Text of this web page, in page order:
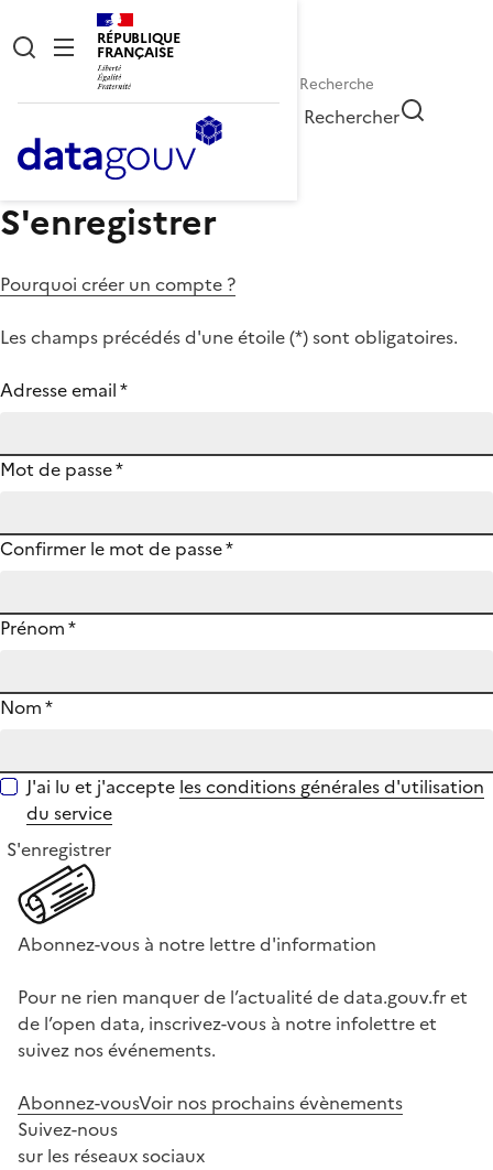
RÉPUBLIQUE
FRANÇAISE
Rechercher
S'enregistrer
Pourquoi créer un compte ?
Les champs précédés d'une étoile (*) sont obligatoires.
Adresse email*
Mot de passe*
Confirmer le mot de passe*
Prénom*
Nom*
J'ai lu et j'accepte les conditions générales d'utilisation
du service
S'enregistrer
Abonnez-vous à notre lettre d'information
Pour ne rien manquer de l’actualité de data.gouv.fr et
de l’open data, inscrivez-vous à notre infolettre et
suivez nos événements.
Abonnez-vousVoir nos prochains évènements
Suivez-nous
sur les réseaux sociaux